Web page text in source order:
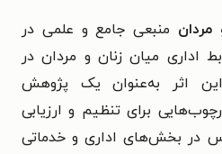
مردان منبعی جامع و علمی در
اداری میان زنان و مردان در
اثر به‌عنوان یک پژوهش
برای تنظیم و ارزیابی
در بخش‌های اداری و خدماتی